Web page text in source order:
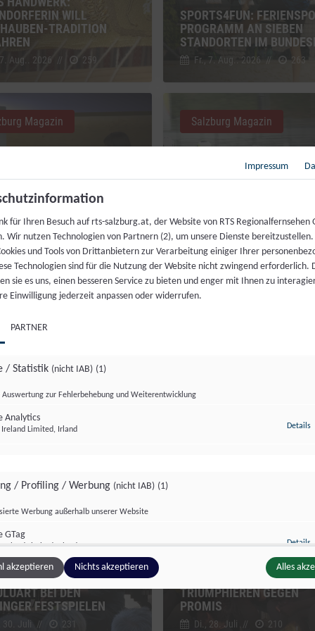
WILL
TRADITION
Aug.. 2026 // 259
SPORTS4FUN:
PROGRAMM AN SIEBEN
STANDORTEN IM
Fr., 7. Aug.. 2026 // 263
DIE REFORM?
Aug.. 2026 // 368
Magazin
VIELFALT DES
„RAD AM SALZBURG
Di., 4. Aug.. 2026 // 282
Salzburg Magazin
TRIFFT ZULU:
BEI DEN
FESTSPIELEN
30. Juli // 231
PROMITURNIER: KIDS DER
SOCCER ACADEMY
TRIUMPHIEREN GEGEN
PROMIS
Di., 28. Juli // 210
Impressum
für Ihren Besuch auf rts-salzburg.at, der Website von RTS Regionalfernsehen
Wir nutzen Technologien von Partnern (2), um unsere Dienste bereitzustellen.
und Tools von Drittanbietern zur Verarbeitung einiger Ihrer
Technologien sind für die Nutzung der Website nicht zwingend erforderlich.
sie es uns, einen besseren Service zu bieten und enger mit Ihnen zu
Einwilligung jederzeit anpassen oder widerrufen.
PARTNER
/ Statistik (nicht IAB) (1)
Auswertung zur Fehlerbehebung und Weiterentwicklung
Analytics
Ireland Limited, Irland Details
/ Profiling / Werbung (nicht IAB) (1)
Werbung außerhalb unserer Website
GTag
Ireland Limited, Irland Details
Inhalte(nicht IAB) (2)
zusätzlicher Informationen
akzeptieren Nichts akzeptieren Alles